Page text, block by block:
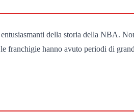
della storia della NBA.
franchigie hanno avuto periodi di